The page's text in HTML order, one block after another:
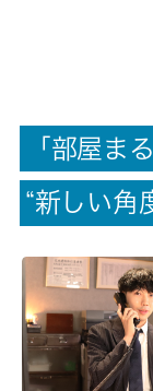
償却/敷引
-/-
権利金/雑費
-/-
総戸数
14戸
「 部屋 ま る
“新 し い角